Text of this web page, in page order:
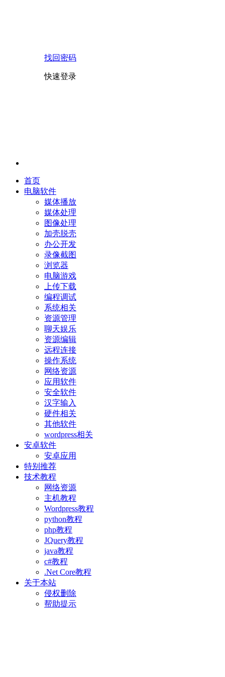
找回密码
快速登录
首页
电脑软件
媒体播放
媒体处理
图像处理
加壳脱壳
办公开发
录像截图
浏览器
电脑游戏
上传下载
编程调试
系统相关
资源管理
聊天娱乐
资源编辑
远程连接
操作系统
网络资源
应用软件
安全软件
汉字输入
硬件相关
其他软件
wordpress相关
安卓软件
安卓应用
特别推荐
技术教程
网络资源
主机教程
Wordpress教程
python教程
php教程
JQuery教程
java教程
c#教程
.Net Core教程
关于本站
侵权删除
帮助提示